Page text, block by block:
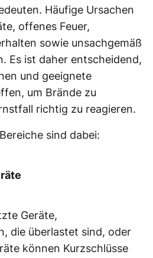
Häufige Ursachen
offenes Feuer,
sowie unsachgemäß
Es ist daher entscheidend,
und geeignete
um Brände zu
richtig zu reagieren.
sind dabei:
Geräte,
die überlastet sind, oder
können Kurzschlüsse